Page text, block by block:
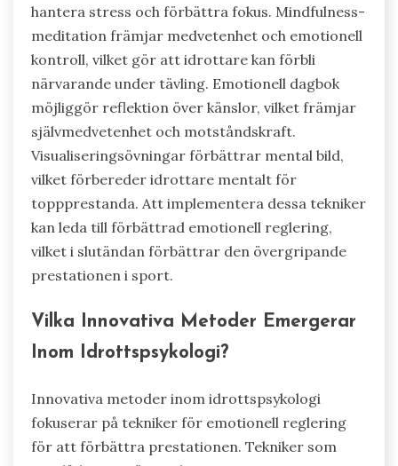
hantera stress och förbättra fokus. Mindfulness-
meditation främjar medvetenhet och emotionell
kontroll, vilket gör att idrottare kan förbli
närvarande under tävling. Emotionell dagbok
möjliggör reflektion över känslor, vilket främjar
självmedvetenhet och motståndskraft.
Visualiseringsövningar förbättrar mental bild,
vilket förbereder idrottare mentalt för
toppprestanda. Att implementera dessa tekniker
kan leda till förbättrad emotionell reglering,
vilket i slutändan förbättrar den övergripande
prestationen i sport.
Vilka Innovativa Metoder Emergerar
Inom Idrottspsykologi?
Innovativa metoder inom idrottspsykologi
fokuserar på tekniker för emotionell reglering
för att förbättra prestationen. Tekniker som